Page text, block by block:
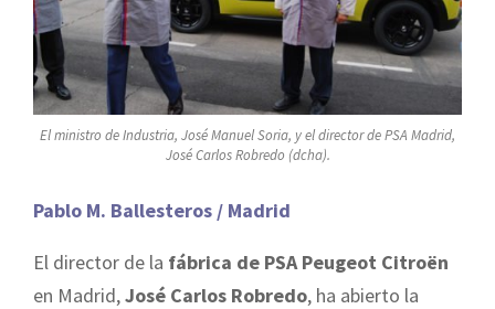
El ministro de Industria, José Manuel Soria, y el director de PSA Madrid,
José Carlos Robredo (dcha).
Pablo M. Ballesteros / Madrid
El director de la fábrica de PSA Peugeot Citroën
en Madrid,José Carlos Robredo, ha abierto la